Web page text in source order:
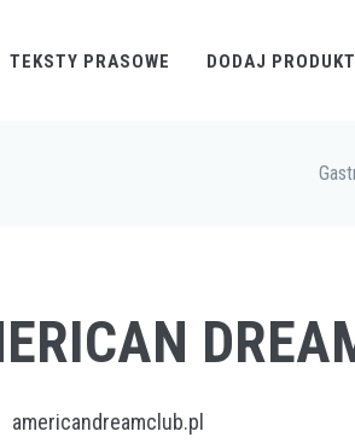
TEKSTY PRASOWE DODAJ
americandreamclub.pl